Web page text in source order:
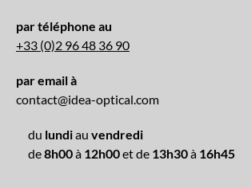
par téléphone au
+33 (0)2 96 48 36 90
par email à
contact@idea-optical.com
du lundiau vendredi
de8h00à 12h00et de 13h30à 16h45